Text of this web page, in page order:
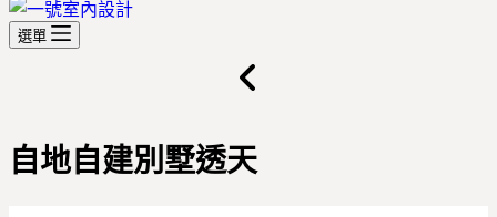
選單
自地自建別墅透天